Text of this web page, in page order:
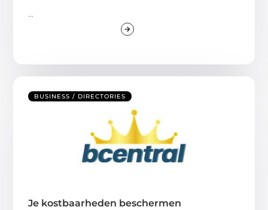
BUSINESS / DIRECTORIES
Je kostbaarheden beschermen